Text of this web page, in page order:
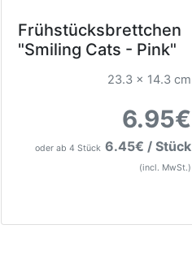
Frühstücksbrettchen
"Smiling Cats - Pink"
23.3 x 14.3 cm
6.95€
oder ab 4 Stück 6.45€ / Stück
(incl. MwSt.)